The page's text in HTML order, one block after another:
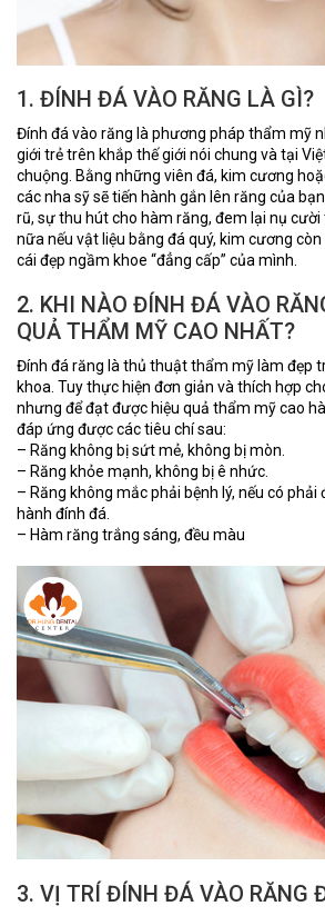
1. ĐÍNH ĐÁ VÀO RĂNG LÀ GÌ?
Đính đá vào răng là phương pháp thẩm mỹ
giới trẻ trên khắp thế giới nói chung và tại
chuộng. Bằng những viên đá, kim cương
các nha sỹ sẽ tiến hành gắn lên răng của
rũ, sự thu hút cho hàm răng, đem lại nụ
nữa nếu vật liệu bằng đá quý, kim cương
cái đẹp ngầm khoe “đẳng cấp” của mình.
2. KHI NÀO ĐÍNH ĐÁ VÀO
QUẢ THẨM MỸ CAO NHẤT?
Đính đá răng là thủ thuật thẩm mỹ làm đẹp
khoa. Tuy thực hiện đơn giản và thích hợp
nhưng để đạt được hiệu quả thẩm mỹ cao
đáp ứng được các tiêu chí sau:
– Răng không bị sứt mẻ, không bị mòn.
– Răng khỏe mạnh, không bị ê nhức.
– Răng không mắc phải bệnh lý, nếu có phải
hành đính đá.
– Hàm răng trắng sáng, đều màu
3. VỊ TRÍ ĐÍNH ĐÁ VÀO RĂNG